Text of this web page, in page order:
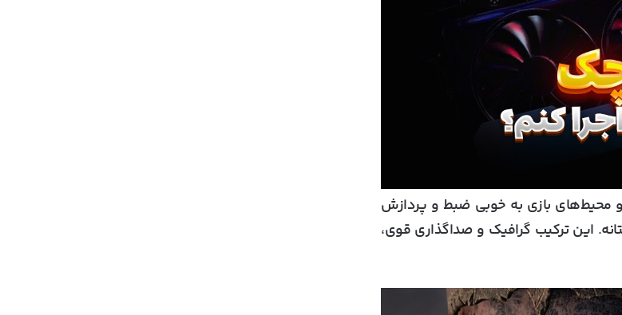
محیط‌های بازی به خوبی ضبط و پردازش
این ترکیب گرافیک و صداگذاری قوی،